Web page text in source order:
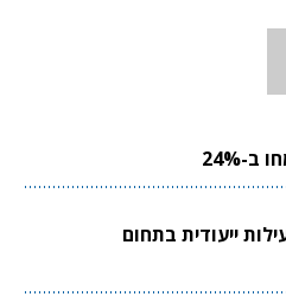
24%
ייעודית בתחום